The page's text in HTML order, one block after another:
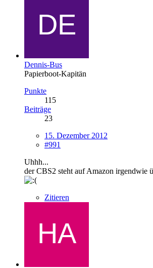
Dennis-Bus
Papierboot-Kapitän
Punkte
115
Beiträge
23
15. Dezember 2012
#991
Uhhh...
der CBS2 steht auf Amazon irgendwie
Zitieren